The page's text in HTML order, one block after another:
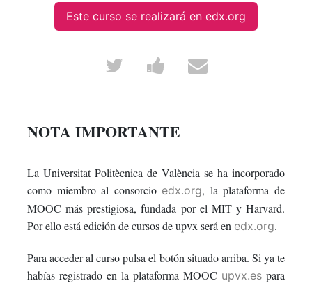
Este curso se realizará en edx.org
Tweet
that
you've
in
this
course
Post
a
Facebook
to
say
you've
enrolled
Email
someone
you've
enrolled
this
NOTA IMPORTANTE
La Universitat Politècnica de València se ha incorporado
como miembro al consorcio edx.org, la plataforma de
MOOC más prestigiosa, fundada por el MIT y Harvard.
Por ello está edición de cursos de upvx será en edx.org.
Para acceder al curso pulsa el botón situado arriba. Si ya te
habías registrado en la plataforma MOOC upvx.es para